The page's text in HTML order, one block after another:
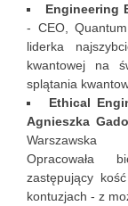
Engineering
- CEO,
liderka
kwantowej na
splątania
Ethical
Agnieszka
Warszawska
Opracowała
zastępujący
kontuzjach - z